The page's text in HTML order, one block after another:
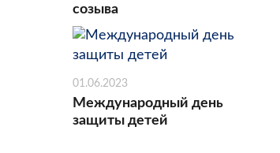
созыва
01.06.2023
Международный день
защиты детей